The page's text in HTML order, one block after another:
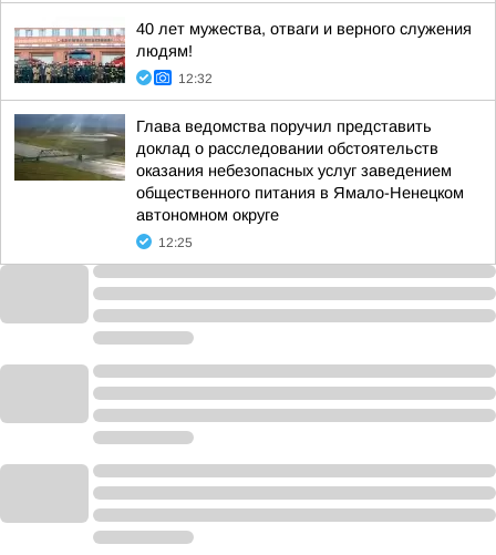
40 лет мужества, отваги и верного служения
людям!
12:32
Глава ведомства поручил представить
доклад о расследовании обстоятельств
оказания небезопасных услуг заведением
общественного питания в Ямало-Ненецком
автономном округе
12:25